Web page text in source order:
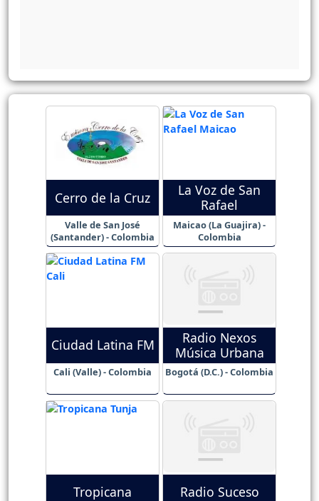
Cerro de la Cruz
Valle de San José
(Santander) - Colombia
La Voz de San
Rafael
Maicao (La Guajira) -
Colombia
Ciudad Latina FM
Cali (Valle) - Colombia
Radio Nexos
Música Urbana
Bogotá (D.C.) - Colombia
Tropicana Radio Suceso